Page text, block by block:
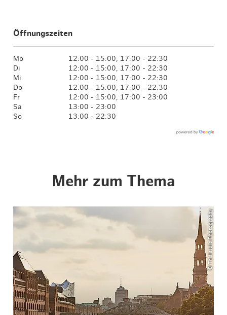
Öffnungszeiten
Mo
12:00 - 15:00, 17:00 - 22:30
Di
12:00 - 15:00, 17:00 - 22:30
Mi
12:00 - 15:00, 17:00 - 22:30
Do
12:00 - 15:00, 17:00 - 22:30
Fr
12:00 - 15:00, 17:00 - 23:00
Sa
13:00 - 23:00
So
13:00 - 22:30
Mehr zum Thema
© ThisIsJulia Photography